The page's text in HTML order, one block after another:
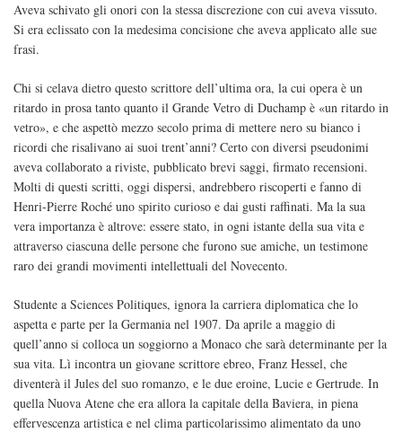
Aveva schivato gli onori con la stessa discrezione con cui aveva vissuto.
Si era eclissato con la medesima concisione che aveva applicato alle sue
frasi.
Chi si celava dietro questo scrittore dell’ultima ora, la cui opera è un
ritardo in prosa tanto quanto il Grande Vetro di Duchamp è «un ritardo in
vetro», e che aspettò mezzo secolo prima di mettere nero su bianco i
ricordi che risalivano ai suoi trent’anni? Certo con diversi pseudonimi
aveva collaborato a riviste, pubblicato brevi saggi, firmato recensioni.
Molti di questi scritti, oggi dispersi, andrebbero riscoperti e fanno di
Henri-Pierre Roché uno spirito curioso e dai gusti raffinati. Ma la sua
vera importanza è altrove: essere stato, in ogni istante della sua vita e
attraverso ciascuna delle persone che furono sue amiche, un testimone
raro dei grandi movimenti intellettuali del Novecento.
Studente a Sciences Politiques, ignora la carriera diplomatica che lo
aspetta e parte per la Germania nel 1907. Da aprile a maggio di
quell’anno si colloca un soggiorno a Monaco che sarà determinante per la
sua vita. Lì incontra un giovane scrittore ebreo, Franz Hessel, che
diventerà il Jules del suo romanzo, e le due eroine, Lucie e Gertrude. In
quella Nuova Atene che era allora la capitale della Baviera, in piena
effervescenza artistica e nel clima particolarissimo alimentato da uno